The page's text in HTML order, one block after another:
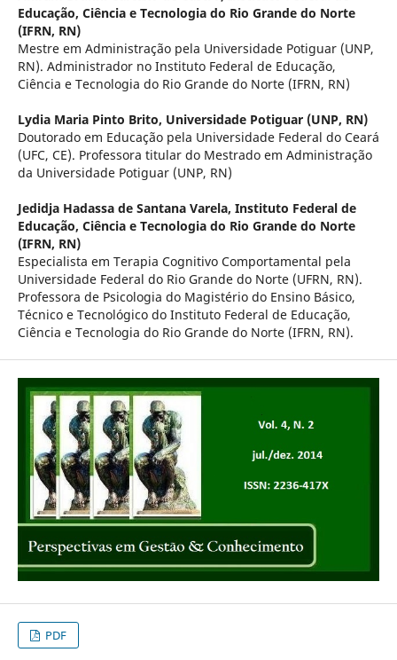
Educação, Ciência e Tecnologia do Rio Grande do Norte
(IFRN, RN)
Mestre em Administração pela Universidade Potiguar (UNP,
RN). Administrador no Instituto Federal de Educação,
Ciência e Tecnologia do Rio Grande do Norte (IFRN, RN)
Lydia Maria Pinto Brito, Universidade Potiguar (UNP, RN)
Doutorado em Educação pela Universidade Federal do Ceará
(UFC, CE). Professora titular do Mestrado em Administração
da Universidade Potiguar (UNP, RN)
Jedidja Hadassa de Santana Varela, Instituto Federal de
Educação, Ciência e Tecnologia do Rio Grande do Norte
(IFRN, RN)
Especialista em Terapia Cognitivo Comportamental pela
Universidade Federal do Rio Grande do Norte (UFRN, RN).
Professora de Psicologia do Magistério do Ensino Básico,
Técnico e Tecnológico do Instituto Federal de Educação,
Ciência e Tecnologia do Rio Grande do Norte (IFRN, RN).
PDF